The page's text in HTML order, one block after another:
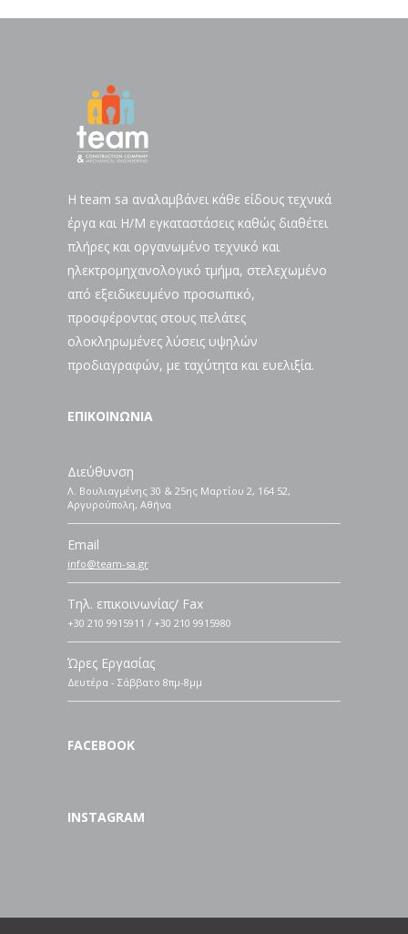
H team sa αναλαμβάνει κάθε είδους τεχνικά
έργα και Η/Μ εγκαταστάσεις καθώς διαθέτει
πλήρες και οργανωμένο τεχνικό και
ηλεκτρομηχανολογικό τμήμα, στελεχωμένο
από εξειδικευμένο προσωπικό,
προσφέροντας στους πελάτες
ολοκληρωμένες λύσεις υψηλών
προδιαγραφών, με ταχύτητα και ευελιξία.
ΕΠΙΚΟΙΝΩΝΙΑ
Διεύθυνση
Λ. Βουλιαγμένης 30 & 25ης Μαρτίου 2, 164 52,
Αργυρούπολη, Αθήνα
Email
info@team-sa.gr
Τηλ. επικοινωνίας/ Fax
+30 210 9915911 / +30 210 9915980
Ώρες Εργασίας
Δευτέρα - Σάββατο 8πμ-8μμ
FACEBOOK
INSTAGRAM